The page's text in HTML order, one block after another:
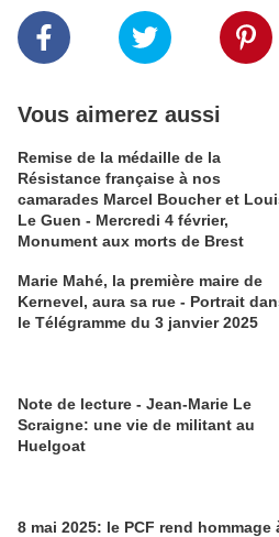
Vous aimerez aussi
Remise de la médaille de la
Résistance française à nos
camarades Marcel Boucher et
Le Guen - Mercredi 4 février,
Monument aux morts de Brest
Marie Mahé, la première maire de
Kernevel, aura sa rue - Portrait dans
le Télégramme du 3 janvier 2025
Note de lecture - Jean-Marie Le
Scraigne: une vie de militant au
Huelgoat
8 mai 2025: le PCF rend hommage